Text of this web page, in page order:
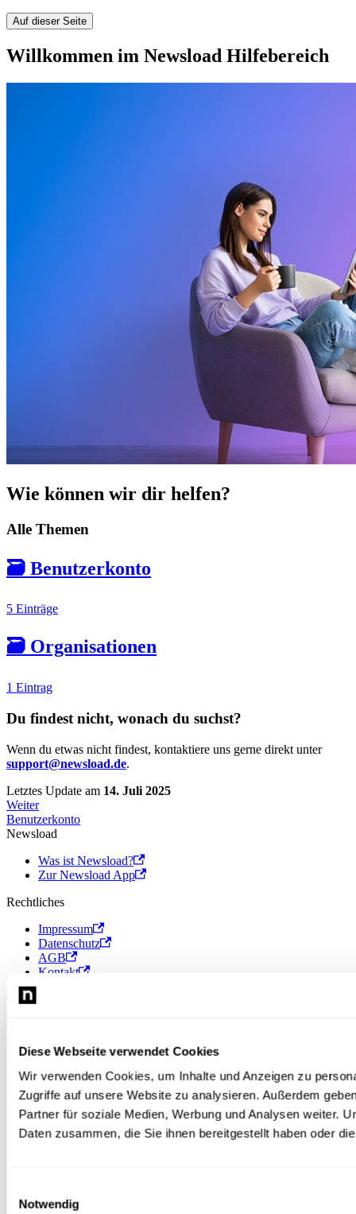
Diese Webseite verwendet Cookies
Wir verwenden Cookies, um Inhalte und Anzeigen zu
Zugriffe auf unsere Website zu analysieren. Außerdem
Partner für soziale Medien, Werbung und Analysen weiter.
Daten zusammen, die Sie ihnen bereitgestellt haben oder
Notwendig
Auf dieser Seite
Willkommen im Newsload Hilfebereich
Wie können wir dir helfen?
Alle Themen
🗃️ Benutzerkonto
5 Einträge
🗃️ Organisationen
1 Eintrag
Du findest nicht, wonach du suchst?
Wenn du etwas nicht findest, kontaktiere uns gerne direkt unter
support@newsload.de.
Letztes Update am 14. Juli 2025
Weiter
Benutzerkonto
Newsload
Was ist Newsload?
Zur Newsload App
Rechtliches
Impressum
Datenschutz
AGB
Kontakt
© 2026 Newsload, Newsload ist ein Produkt der Contiago GmbH.